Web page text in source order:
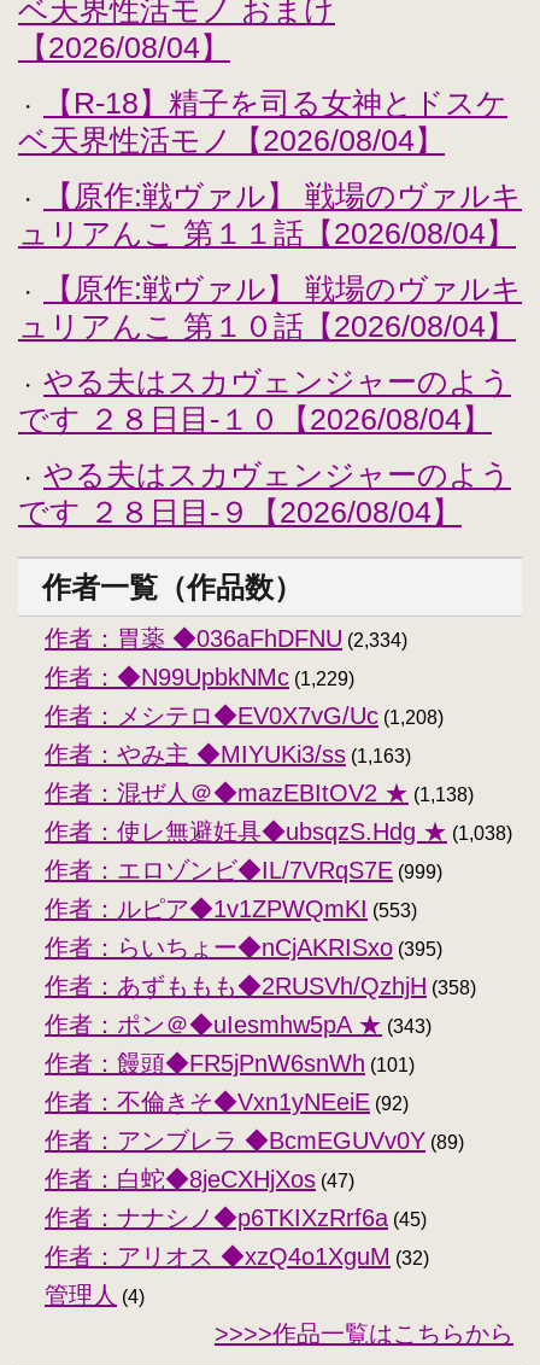
ベ天界性活モノ おまけ
【2026/08/04】
・
【R-18】精子を司る女神とドスケ
ベ天界性活モノ【2026/08/04】
・
【原作:戦ヴァル】 戦場のヴァルキ
ュリアんこ 第１１話【2026/08/04】
・
【原作:戦ヴァル】 戦場のヴァルキ
ュリアんこ 第１０話【2026/08/04】
・
やる夫はスカヴェンジャーのよう
です ２８日目-１０【2026/08/04】
・
やる夫はスカヴェンジャーのよう
です ２８日目-９【2026/08/04】
作者一覧（作品数）
作者：胃薬 ◆036aFhDFNU (2,334)
作者：◆N99UpbkNMc (1,229)
作者：メシテロ◆EV0X7vG/Uc (1,208)
作者：やみ主 ◆MIYUKi3/ss (1,163)
作者：混ぜ人＠◆mazEBItOV2 ★ (1,138)
作者：使レ無避妊具◆ubsqzS.Hdg ★ (1,038)
作者：エロゾンビ◆IL/7VRqS7E (999)
作者：ルピア◆1v1ZPWQmKI (553)
作者：らいちょー◆nCjAKRISxo (395)
作者：あずももも◆2RUSVh/QzhjH (358)
作者：ポン＠◆uIesmhw5pA ★ (343)
作者：饅頭◆FR5jPnW6snWh (101)
作者：不倫きそ◆Vxn1yNEeiE (92)
作者：アンブレラ ◆BcmEGUVv0Y (89)
作者：白蛇◆8jeCXHjXos (47)
作者：ナナシノ◆p6TKIXzRrf6a (45)
作者：アリオス ◆xzQ4o1XguM (32)
管理人 (4)
>>>>作品一覧はこちらから